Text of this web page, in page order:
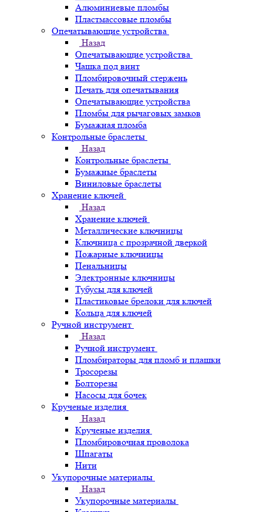
Алюминиевые пломбы
Пластмассовые пломбы
Опечатывающие устройства
Назад
Опечатывающие устройства
Чашка под винт
Пломбировочный стержень
Печать для опечатывания
Опечатывающие устройства
Пломбы для рычаговых замков
Бумажная пломба
Контрольные браслеты
Назад
Контрольные браслеты
Бумажные браслеты
Виниловые браслеты
Хранение ключей
Назад
Хранение ключей
Металлические ключницы
Ключница с прозрачной дверкой
Пожарные ключницы
Пенальницы
Электронные ключницы
Тубусы для ключей
Пластиковые брелоки для ключей
Кольца для ключей
Ручной инструмент
Назад
Ручной инструмент
Пломбираторы для пломб и плашки
Тросорезы
Болторезы
Насосы для бочек
Крученые изделия
Назад
Крученые изделия
Пломбировочная проволока
Шпагаты
Нити
Укупорочные материалы
Назад
Укупорочные материалы